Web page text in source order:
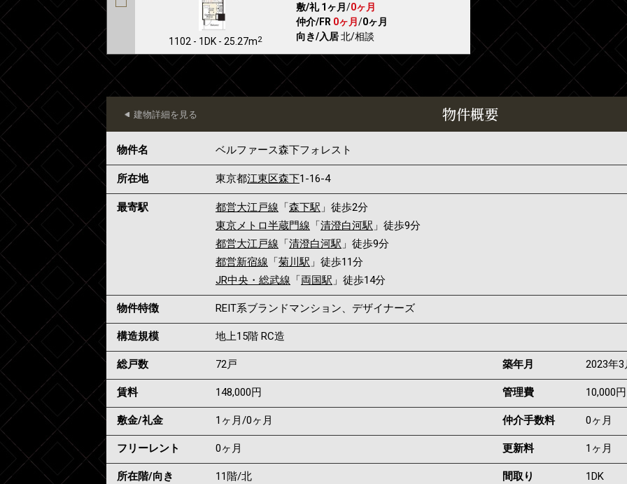
1102 - 1DK - 25.27m2
敷/礼 1ヶ月/0ヶ月
仲介/FR 0ヶ月/0ヶ月
向き/入居北/相談
物件概要
建物詳細を見る
物件名 ベルファース森下フォレスト
所在地 東京都江東区森下1-16-4
最寄駅 都営大江戸線 「森下駅 」徒歩2分
東京メトロ半蔵門線 「清澄白河駅 」徒歩9分
都営大江戸線 「清澄白河駅 」徒歩9分
都営新宿線 「菊川駅 」徒歩11分
JR中央・総武線 「両国駅 」徒歩14分
物件特徴 REIT系ブランドマンション、デザイナーズ
構造規模 地上15階 RC造
総戸数 72戸 築年月 2023年3
賃料 148,000円 管理費 10,000円
敷金/礼金 1ヶ月 /0ヶ月 仲介手数料 0ヶ月
フリーレント 0ヶ月 更新料 1ヶ月
所在階/向き 11階/北 間取り 1DK